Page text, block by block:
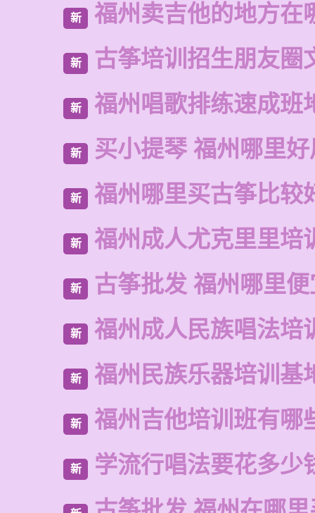
新 福州卖吉他的地方在
新 古筝培训招生朋友圈
新 福州唱歌排练速成班
新 买小提琴 福州哪里
新 福州哪里买古筝比较
新 福州成人尤克里里培
新 古筝批发 福州哪里
新 福州成人民族唱法培
新 福州民族乐器培训基
新 福州吉他培训班有哪
新 学流行唱法要花多少